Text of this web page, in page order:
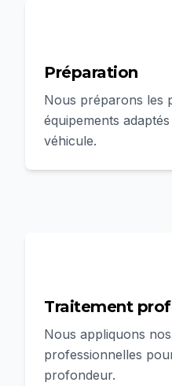
Préparation
Nous préparons les
équipements
véhicule.
Traitement
Nous appliquons
professionnelles
profondeur.